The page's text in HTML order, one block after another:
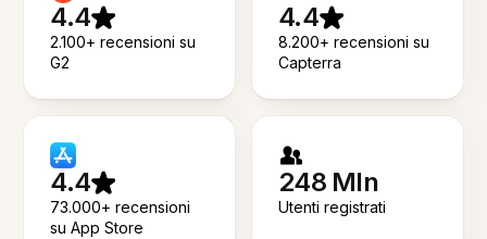
4.4
2.100+ recensioni su
G2
4.4
8.200+ recensioni su
Capterra
4.4
73.000+ recensioni
su App Store
248 Mln
Utenti registrati